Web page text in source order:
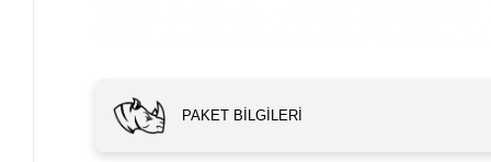
PAKET BILGILERI